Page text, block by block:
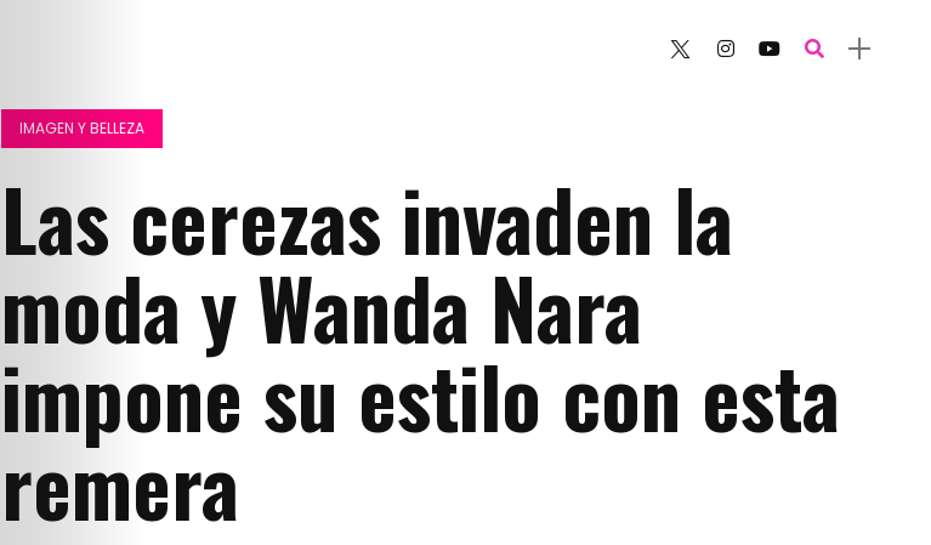
IMAGEN Y BELLEZA
Las cerezas invaden la
moda y Wanda Nara
impone su estilo con esta
remera